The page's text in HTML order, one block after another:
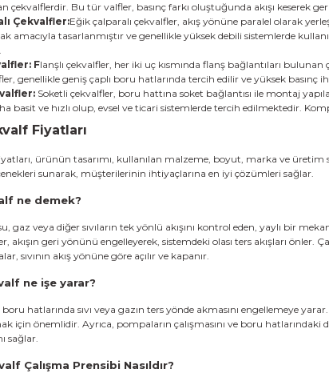
çekvalflerdir. Bu tür valfler, basınç farkı oluştuğunda akışı keserek
Çekvalfler:Eğik çalparalı çekvalfler, akış yönüne paralel olarak
amacıyla tasarlanmıştır ve genellikle yüksek debili sistemlerde
Flanşlı çekvalfler, her iki uç kısmında flanş bağlantıları
genellikle geniş çaplı boru hatlarında tercih edilir ve yüksek basınç
Soketli çekvalfler, boru hattına soket bağlantısı ile montaj
basit ve hızlı olup, evsel ve ticari sistemlerde tercih edilmektedir.
Fiyatları
, ürünün tasarımı, kullanılan malzeme, boyut, marka ve üretim
sunarak, müşterilerinin ihtiyaçlarına en iyi çözümleri sağlar.
ne demek?
gaz veya diğer sıvıların tek yönlü akışını kontrol eden, yaylı bir
akışın geri yönünü engelleyerek, sistemdeki olası ters akışları önler.
sıvının akış yönüne göre açılır ve kapanır.
ne işe yarar?
hatlarında sıvı veya gazın ters yönde akmasını engellemeye
için önemlidir. Ayrıca, pompaların çalışmasını ve boru
sağlar.
Çalışma Prensibi Nasıldır?